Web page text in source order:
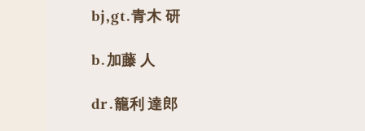
bj,gt.青木 研
b.加藤 人
dr.籠利 達郎